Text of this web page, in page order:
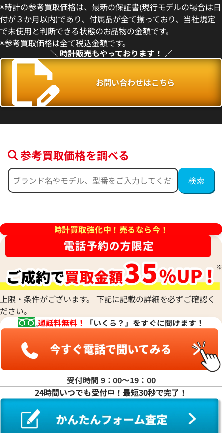
格
日時点の参考買取価格です
参考買取価格
433,000円
※2025年1月9日時点の参考買
格
日時点の参考買取価格です
参考買取価格
397,000 円
※2025年9月27日時点の参考
テレーション
オメガ シーマスター アクア
スター 2806.52.37
※時計の参考買取価格は、最新の保証書(現行モデルの場合は日
付が３か月以内)であり、付属品が全て揃っており、当社規定
で未使用と判断できる状態のお品物の金額です。
※参考買取価格は全て税込金額です。
＼ 時計販売もやっております！ ／
お問い合わせはこちら
参考買取価格を調べる
時計買取強化中！売るなら今！
上限・条件がございます。 下記に記載の詳細を必ずご確認く
ださい。
通話料無料！
「いくら？」をすぐに聞けます！
受付時間 9：00〜19：00
24時間いつでも受付中！最短30秒で完了！